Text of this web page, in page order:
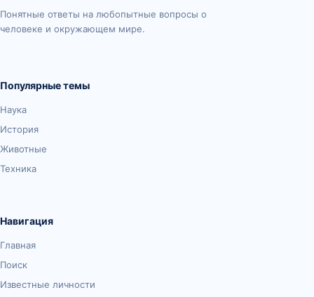
Понятные ответы на любопытные вопросы о
человеке и окружающем мире.
Популярные темы
Наука
История
Животные
Техника
Навигация
Главная
Поиск
Известные личности